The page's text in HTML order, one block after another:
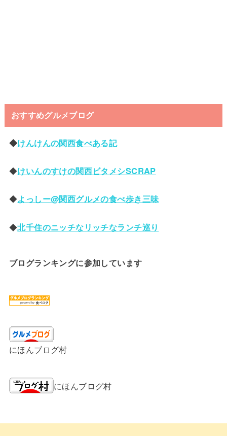
おすすめグルメブログ
◆けんけんの関西食べある記
◆けいんのすけの関西ビタメシSCRAP
◆よっしー@関西グルメの食べ歩き三味
◆北千住のニッチなリッチなランチ巡り
ブログランキングに参加しています
にほんブログ村
にほんブログ村